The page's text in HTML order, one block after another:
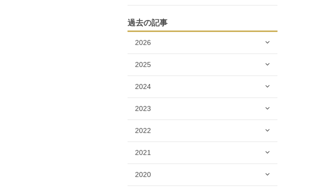
過去の記事
2026
2025
2024
2023
2022
2021
2020